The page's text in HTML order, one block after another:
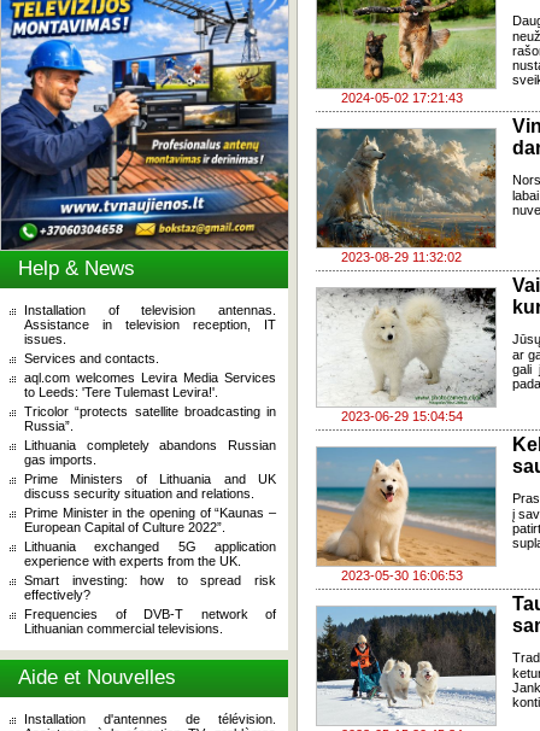
Help & News
Installation of television antennas.
Assistance in television reception, IT
issues.
Services and contacts.
aql.com welcomes Levira Media Services
to Leeds: 'Tere Tulemast Levira!'.
Tricolor “protects satellite broadcasting in
Russia”.
Lithuania completely abandons Russian
gas imports.
Prime Ministers of Lithuania and UK
discuss security situation and relations.
Prime Minister in the opening of “Kaunas –
European Capital of Culture 2022”.
Lithuania exchanged 5G application
experience with experts from the UK.
Smart investing: how to spread risk
effectively?
Frequencies of DVB-T network of
Lithuanian commercial televisions.
Aide et Nouvelles
Installation d'antennes de télévision.
2024-05-02 17:21:43
2023-08-29 11:32:02
2023-06-29 15:04:54
ar
gali
2023-05-30 16:06:53
į